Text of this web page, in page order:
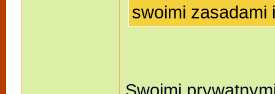
swoimi zasadami